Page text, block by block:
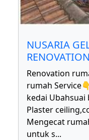
NUSARIA
Renovation
rumah
kedai
Plaster
Mengecat
untuk s...